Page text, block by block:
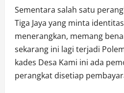
Sementara salah satu
Tiga Jaya yang minta
menerangkan, memang
sekarang ini lagi terjadi
kades Desa Kami ini ada
perangkat disetiap